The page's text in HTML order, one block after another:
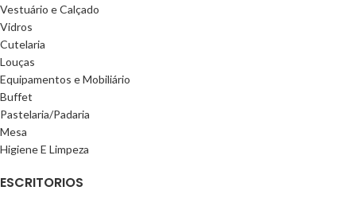
Vestuário e Calçado
Vidros
Cutelaria
Louças
Equipamentos e Mobiliário
Buffet
Pastelaria/Padaria
Mesa
Higiene E Limpeza
ESCRITORIOS